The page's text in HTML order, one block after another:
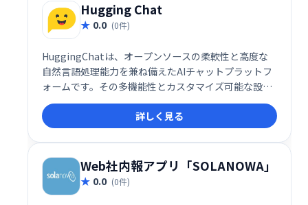
Hugging Chat
0.0 (0件)
HuggingChatは、オープンソースの柔軟性と高度な
自然言語処理能力を兼ね備えたAIチャットプラットフ
ォームです。その多機能性とカスタマイズ可能な設計
により、個人から企業、さらには研究機関まで、幅広
いユーザーに最適なソリューションを提供します。
詳しく見る
Web社内報アプリ「SOLANOWA」
0.0 (0件)